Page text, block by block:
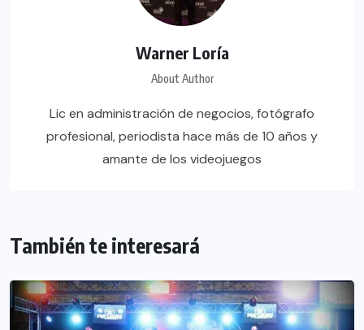
Warner Loría
About Author
Lic en administración de negocios, fotógrafo
profesional, periodista hace más de 10 años y
amante de los videojuegos
También te interesará